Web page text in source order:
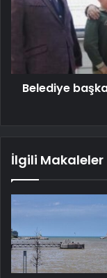
Belediye
İlgili Makaleler